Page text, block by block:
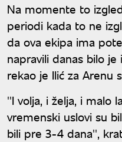
Na momente to
periodi kada to ne
da ova ekipa ima
napravili danas bilo
rekao je Ilić za Arenu
''I volja, i želja, i malo
vremenski uslovi su
bili pre 3-4 dana'',